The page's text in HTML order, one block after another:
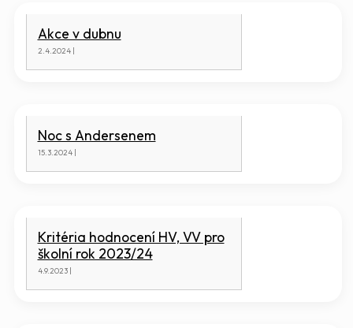
Akce v dubnu
2.4.2024 |
Noc s Andersenem
15.3.2024 |
Kritéria hodnocení HV, VV pro
školní rok 2023/24
4.9.2023 |